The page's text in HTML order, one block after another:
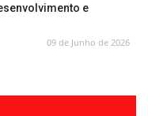
e
09 de Junho de 2026